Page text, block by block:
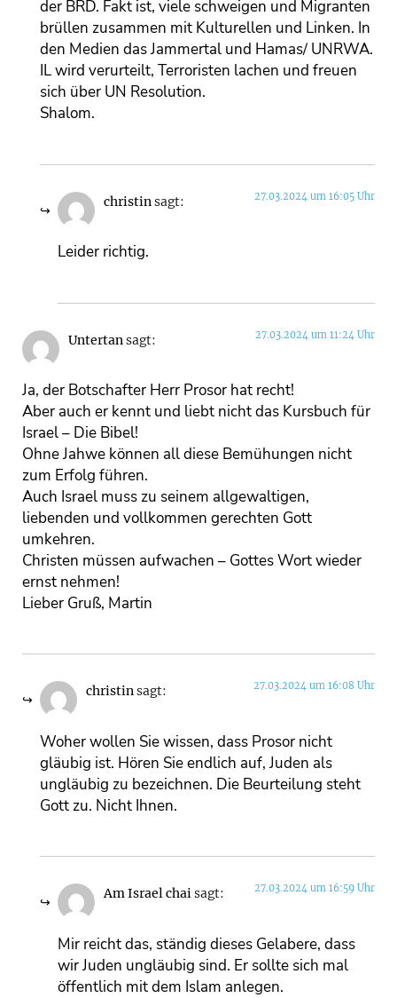
der BRD. Fakt ist, viele schweigen und Migranten
brüllen zusammen mit Kulturellen und Linken. In
den Medien das Jammertal und Hamas/ UNRWA.
IL wird verurteilt, Terroristen lachen und freuen
sich über UN Resolution.
Shalom.
christinsagt: 27.03.2024 um 16:05 Uhr
Leider richtig.
Untertansagt: 27.03.2024 um 11:24 Uhr
Ja, der Botschafter Herr Prosor hat recht!
Aber auch er kennt und liebt nicht das Kursbuch für
Israel – Die Bibel!
Ohne Jahwe können all diese Bemühungen nicht
zum Erfolg führen.
Auch Israel muss zu seinem allgewaltigen,
liebenden und vollkommen gerechten Gott
umkehren.
Christen müssen aufwachen – Gottes Wort wieder
ernst nehmen!
Lieber Gruß, Martin
christinsagt: 27.03.2024 um 16:08 Uhr
Woher wollen Sie wissen, dass Prosor nicht
gläubig ist. Hören Sie endlich auf, Juden als
ungläubig zu bezeichnen. Die Beurteilung steht
Gott zu. Nicht Ihnen.
Am Israel chaisagt: 27.03.2024 um 16:59 Uhr
Mir reicht das, ständig dieses Gelabere, dass
wir Juden ungläubig sind. Er sollte sich mal
öffentlich mit dem Islam anlegen.